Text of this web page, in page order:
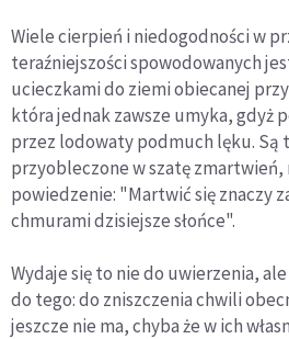
Wiele cierpień i niedogodności w
teraźniejszości spowodowanych
ucieczkami do ziemi obie­canej
która jednak zawsze umyka, gdyż
przez lodowaty podmuch lęku. Są
przyobleczone w szatę
powiedzenie: "Martwić się znaczy
chmurami dzisiejsze słońce".
Wydaje się to nie do uwierzenia,
do tego: do zniszczenia chwili
jeszcze nie ma, chyba że w ich